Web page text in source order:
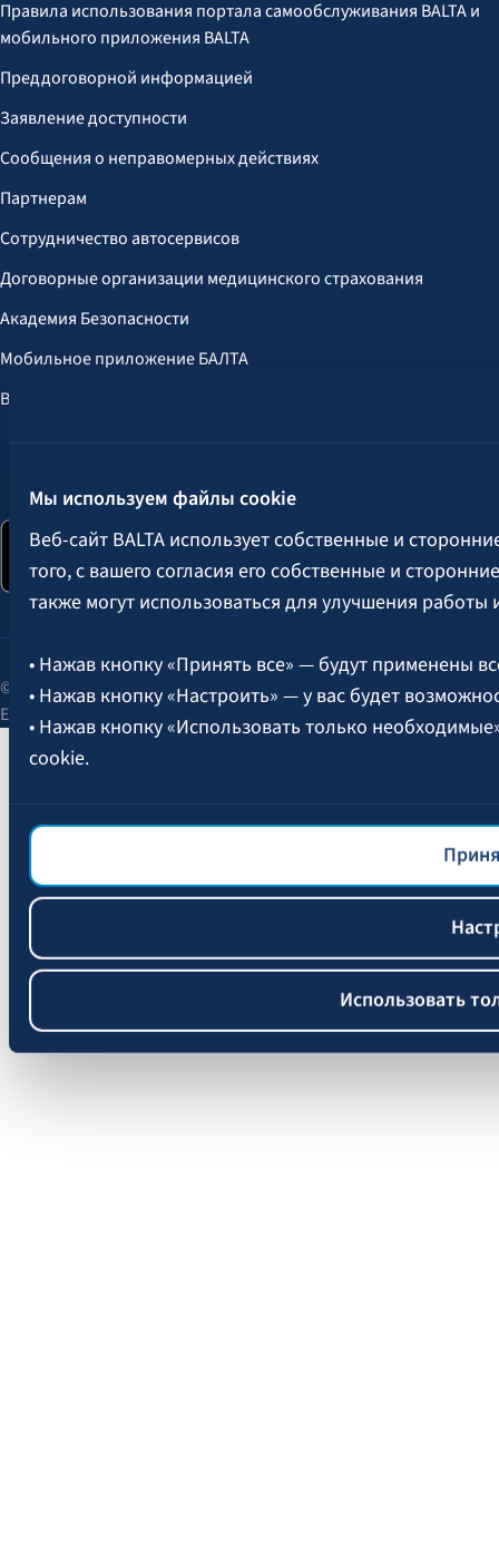
Мы используем файлы cookie
Веб-сайт BALTA использует собственные и
того, с вашего согласия его собственные и
также могут использоваться для улучшения работы
• Нажав кнопку «Принять все» — будут применены
• Нажав кнопку «Настроить» — у вас будет
• Нажав кнопку «Использовать только
cookie.
Более подробная информация об управлении
Использовать
Правила использования портала самообслуживания BALTA и
мобильного приложения BALTA
Преддоговорной информацией
Заявление доступности
Сообщения о неправомерных действиях
Партнерам
Сотрудничество автосервисов
Договорные организации медицинского страхования
Академия Безопасности
Мобильное приложение БАЛТА
Выгоды для клиентов
© 2026 AAS BALTA | улица Сканстес 25, Рига, LV-1013, Латвия.
Единый рег. № 40003049409.